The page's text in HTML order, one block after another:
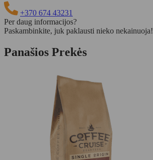
+370 674 43231
Per daug informacijos?
Paskambinkite, juk paklausti nieko nekainuoja!
Panašios Prekės